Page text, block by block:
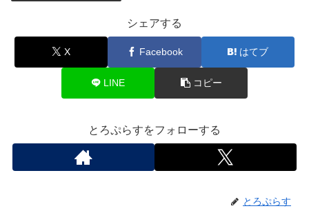
シェアする
X Facebook はてブ
LINE コピー
とろぷらすをフォローする
とろぷらす